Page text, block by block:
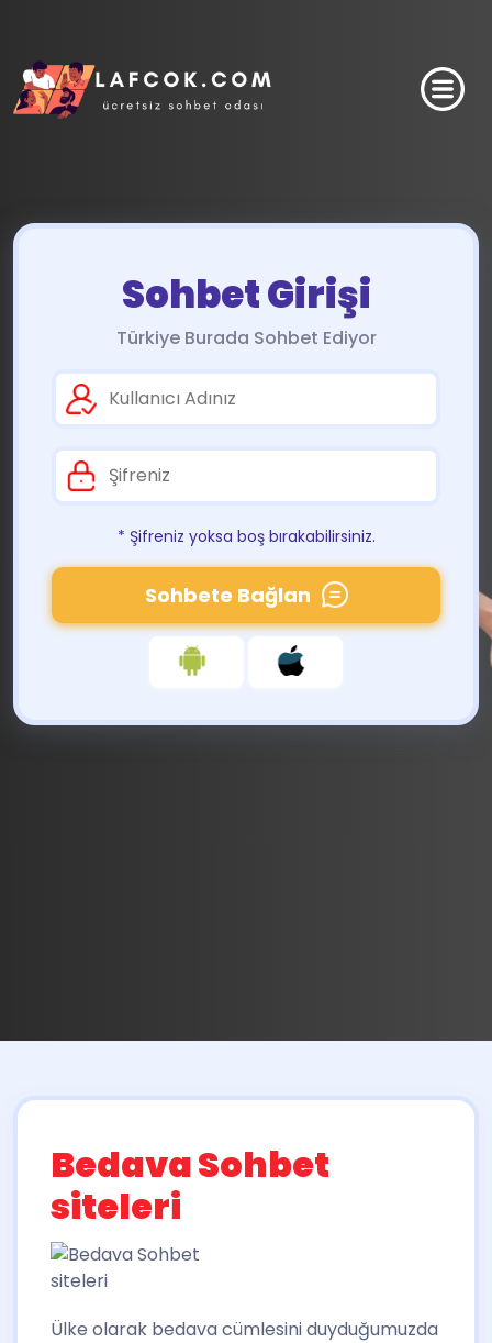
Sohbet Girişi
Türkiye Burada Sohbet Ediyor
* Şifreniz yoksa boş bırakabilirsiniz.
Sohbete Bağlan
Bedava Sohbet
siteleri
Ülke olarak bedava cümlesini duyduğumuzda